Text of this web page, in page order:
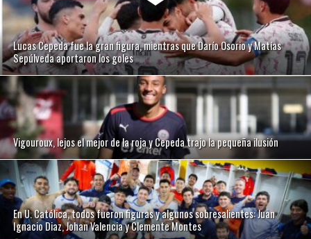
Lucas Cepeda fue la gran figura, mientras que Darío Osorio y Matías
Sepúlveda aportaron los goles
Vigouroux, lejos el mejor de la roja y Cepeda trajo la pequeña ilusión
En U. Católica, todos fueron figuras y algunos sobresalientes: Juan
Ignacio Diaz, Johan Valencia y Clemente Montes